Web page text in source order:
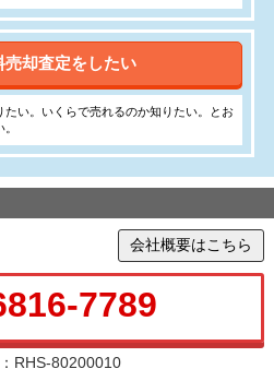
売却査定をしたい
たい。いくらで売れるのか知りたい。とお
会社概要はこちら
7789
RHS-80200010